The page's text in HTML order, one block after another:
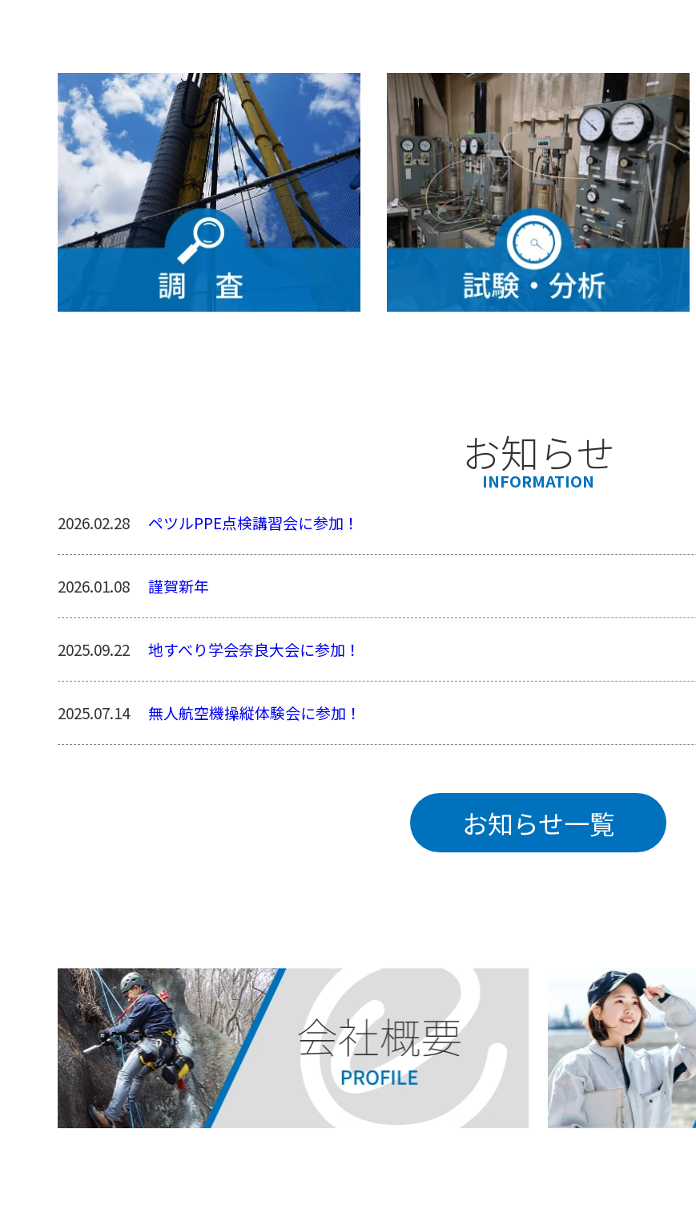
お知らせ
INFORMATION
2026.02.28 ペツルPPE点検講習会に参加！
2026.01.08 謹賀新年
2025.09.22 地すべり学会奈良大会に参加！
2025.07.14 無人航空機操縦体験会に参加！
お知らせ一覧